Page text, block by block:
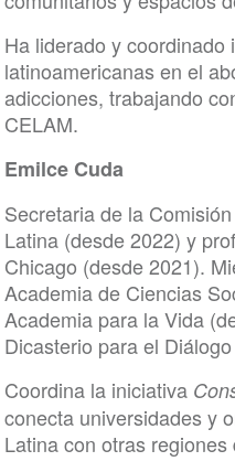
Ha liderado y
latinoamericanas en el
adicciones, trabajando
CELAM.
Emilce Cuda
Secretaria de la
Latina (desde 2022) y
Chicago (desde 2021).
Academia de Ciencias
Academia para la Vida
Dicasterio para el
Coordina la iniciativa
conecta universidades y
Latina con otras regiones